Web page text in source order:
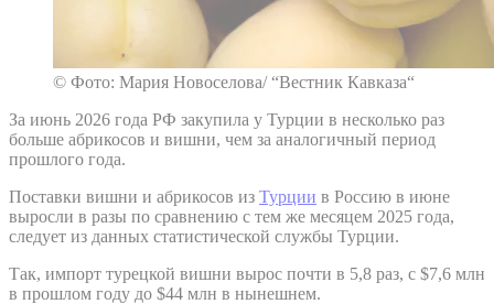
© Фото: Мария Новоселова/ “Вестник Кавказа“
За июнь 2026 года РФ закупила у Турции в несколько раз
больше абрикосов и вишни, чем за аналогичный период
прошлого года.
Поставки вишни и абрикосов из Турции в Россию в июне
выросли в разы по сравнению с тем же месяцем 2025 года,
следует из данных статистической службы Турции.
Так, импорт турецкой вишни вырос почти в 5,8 раз, с $7,6 млн
в прошлом году до $44 млн в нынешнем.